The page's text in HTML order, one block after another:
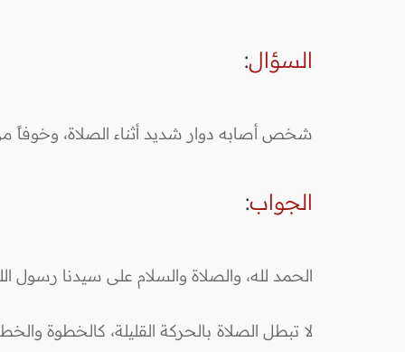
السؤال:
شخص أصابه دوار شديد أثناء الصلاة، وخوفاً
الجواب:
الحمد لله، والصلاة والسلام على سيدنا رسول
لا تبطل الصلاة بالحركة القليلة، كالخطوة